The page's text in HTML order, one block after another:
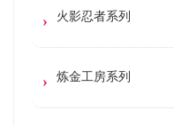
火影忍者系列
炼金工房系列